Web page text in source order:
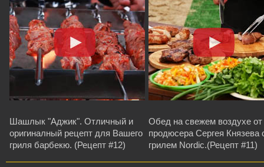
Шашлык "Аджик". Отличный и
оригиналный рецепт для Вашего
гриля барбекю. (Рецепт #12)
Обед на свежем воздухе от
продюсера Сергея Князева
грилем Nordic.(Рецепт #11)